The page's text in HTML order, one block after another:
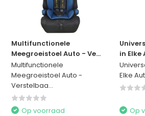
Multifunctionele
Meegroeistoel Auto - Ve...
Multifunctionele
Meegroeistoel Auto -
Verstelbaa...
Op voorraad
in Elke
Elke
Op